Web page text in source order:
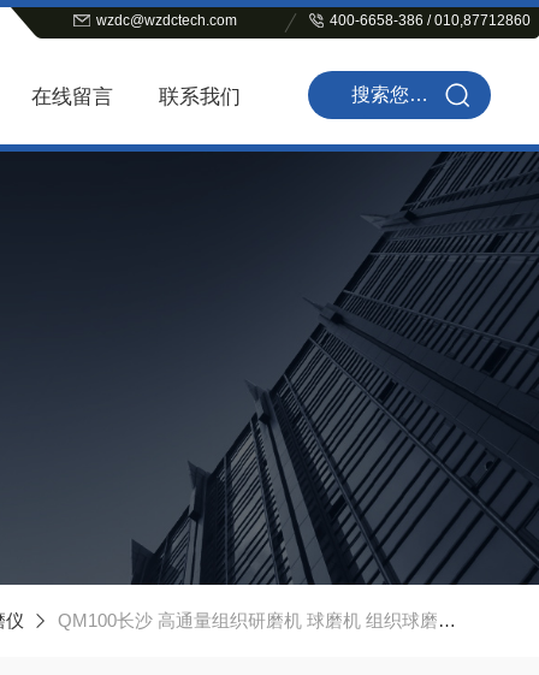
wzdc@wzdctech.com 400-6658-386 / 010,87712860
在线留言 联系我们
仪 QM100长沙 高通量组织研磨机 球磨机 组织球磨仪QM系列